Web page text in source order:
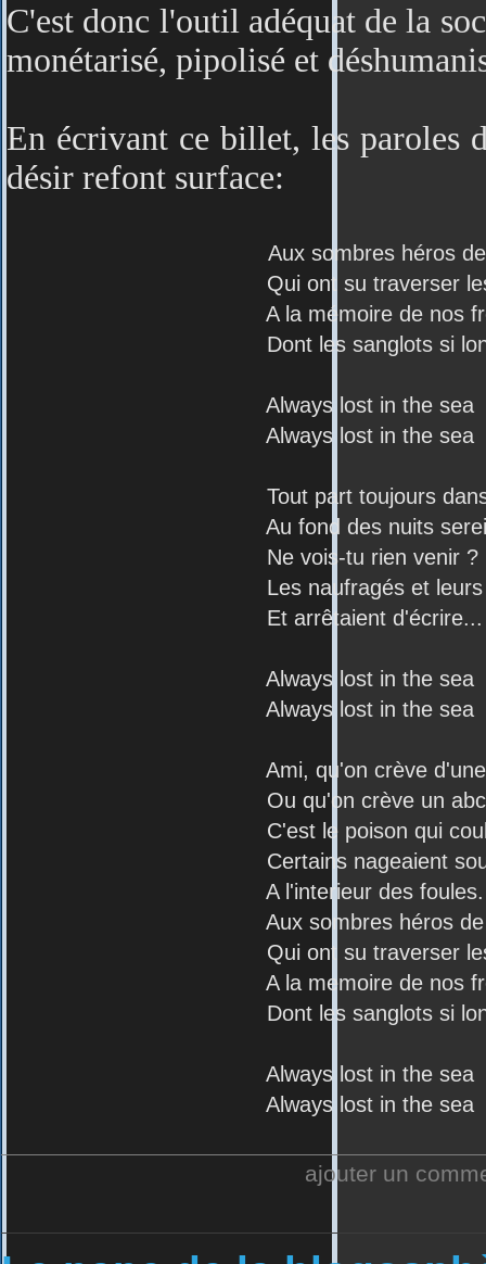
C'est donc l'outil adéquat de la
monétarisé, pipolisé et
En écrivant ce billet, les paroles
désir refont surface:
Aux sombres héros
Qui ont su traverser les
A la mémoire de nos
Dont les sanglots si longs
Always lost in the sea
Always lost in the sea
Tout part toujours dans
Au fond des nuits
Ne vois-tu rien venir ?
Les naufragés et leurs peines
Et arrêtaient d'écrire...
Always lost in the sea
Always lost in the sea
Ami, qu'on crève d'une
Ou qu'on crève un
C'est le poison qui
Certains nageaient sous les
A l'interieur des foules.
Aux sombres héros de
Qui ont su traverser les
A la memoire de nos
Dont les sanglots si longs
Always lost in the sea
Always lost in the sea
ajouter un